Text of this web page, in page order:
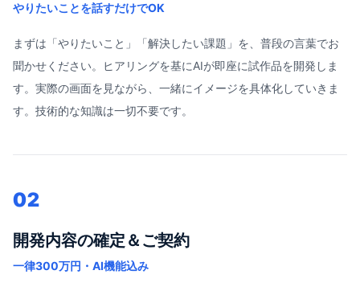
やりたいことを話すだけでOK
まずは「やりたいこと」「解決したい課題」を、普段の言葉でお
聞かせください。ヒアリングを基にAIが即座に試作品を開発しま
す。実際の画面を見ながら、一緒にイメージを具体化していきま
す。技術的な知識は一切不要です。
02
開発内容の確定＆ご契約
一律300万円・AI機能込み